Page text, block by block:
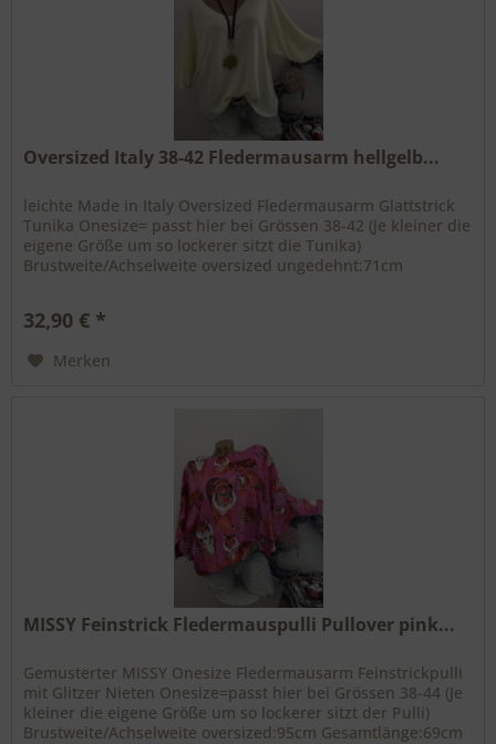
Oversized Italy 38-42 Fledermausarm hellgelb...
leichte Made in Italy Oversized Fledermausarm Glattstrick
Tunika Onesize= passt hier bei Grössen 38-42 (Je kleiner die
eigene Größe um so lockerer sitzt die Tunika)
Brustweite/Achselweite oversized ungedehnt:71cm
32,90 € *
Merken
MISSY Feinstrick Fledermauspulli Pullover pink...
Gemusterter MISSY Onesize Fledermausarm Feinstrickpulli
mit Glitzer Nieten Onesize=passt hier bei Grössen 38-44 (Je
kleiner die eigene Größe um so lockerer sitzt der Pulli)
Brustweite/Achselweite oversized:95cm Gesamtlänge:69cm